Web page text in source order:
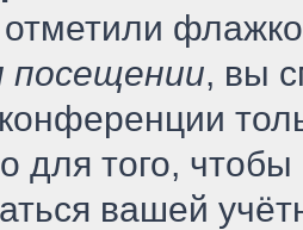
посещении, вы
для того, чтобы
вашей